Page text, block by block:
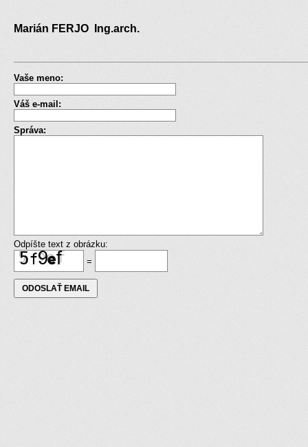
Marián FERJO Ing.arch.
Vaše meno:
Váš e-mail:
Správa:
Odpíšte text z obrázku:
=